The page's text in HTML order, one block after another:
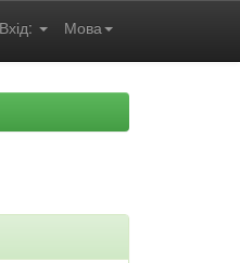
Мова
Вхід: